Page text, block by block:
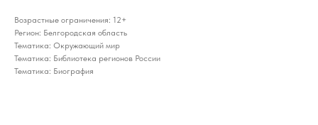
Возрастные ограничения: 12+
Регион: Белгородская область
Тематика: Окружающий мир
Тематика: Библиотека регионов России
Тематика: Биография